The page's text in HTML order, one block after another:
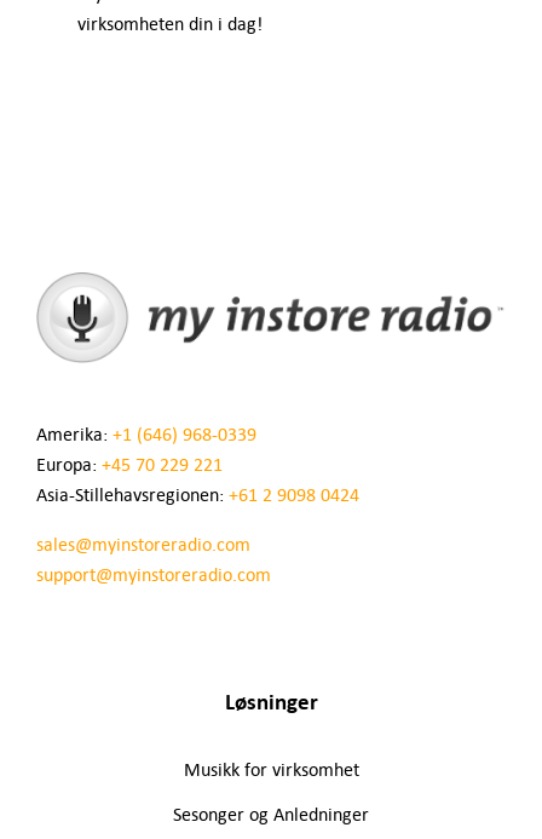
virksomheten din i dag!
Amerika: +1 (646) 968-0339
Europa: +45 70 229 221
Asia-Stillehavsregionen: +61 2 9098 0424
sales@myinstoreradio.com
support@myinstoreradio.com
Løsninger
Musikk for virksomhet
Sesonger og Anledninger